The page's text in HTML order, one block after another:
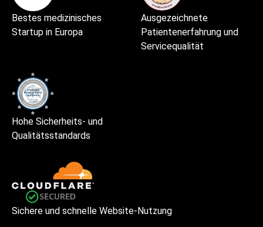
Bestes medizinisches
Startup in Europa
Ausgezeichnete
Patientenerfahrung und
Servicequalität
Hohe Sicherheits- und
Qualitätsstandards
Sichere und schnelle Website-Nutzung